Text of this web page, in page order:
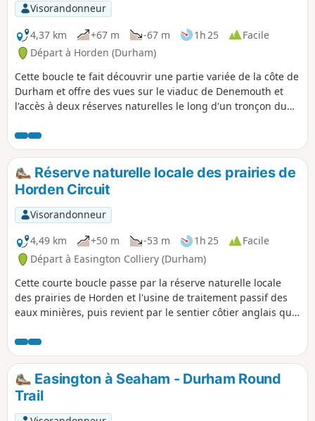
Visorandonneur
4,37 km
+67 m -67 m 1h 25
Facile
Départ à Horden (Durham)
Cette boucle te fait découvrir une partie variée de la côte de
Durham et offre des vues sur le viaduc de Denemouth et
l'accès à deux réserves naturelles le long d'un tronçon du
Réserve naturelle locale des prairies de
Horden Circuit
Visorandonneur
4,49 km
+50 m -53 m 1h 25
Facile
Départ à Easington Colliery (Durham)
Cette courte boucle passe par la réserve naturelle locale
des prairies de Horden et l'usine de traitement passif des
eaux minières, puis revient par le sentier côtier anglais qui
Easington à Seaham - Durham Round
Trail